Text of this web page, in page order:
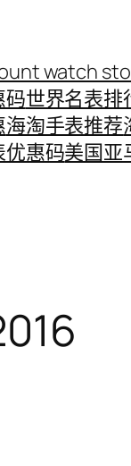
watch
码世界名表排
海淘手表推荐
惠码美国亚